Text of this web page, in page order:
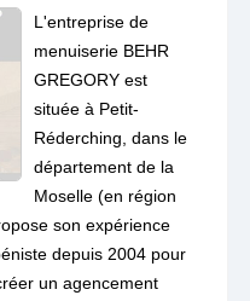
L'entreprise de
menuiserie BEHR
GREGORY est
située à Petit-
Réderching, dans le
département de la
Moselle (en région
son expérience
depuis 2004 pour
un agencement